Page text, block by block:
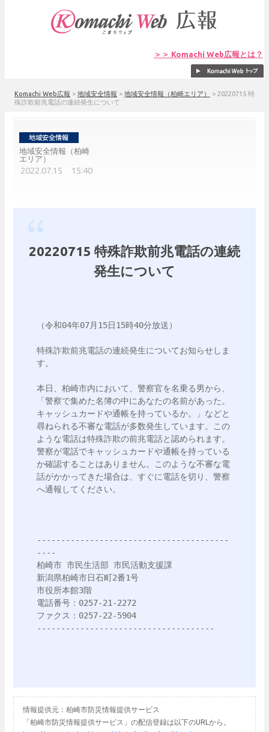
＞＞ Komachi Web広報とは？
Komachi Web広報 > 地域安全情報 > 地域安全情報（柏崎エリア） > 20220715 特
殊詐欺前兆電話の連続発生について
地域安全情報（柏崎
エリア）
2022.07.15 15:40
20220715 特殊詐欺前兆電話の連続
発生について
（令和04年07月15日15時40分放送）
特殊詐欺前兆電話の連続発生についてお知らせしま
す。
本日、柏崎市内において、警察官を名乗る男から、
「警察で集めた名簿の中にあなたの名前があった。
キャッシュカードや通帳を持っているか。」などと
尋ねられる不審な電話が多数発生しています。この
ような電話は特殊詐欺の前兆電話と認められます。
警察が電話でキャッシュカードや通帳を持っている
か確認することはありません。このような不審な電
話がかかってきた場合は、すぐに電話を切り、警察
へ通報してください。
----------------------------------------
----
柏崎市 市民生活部 市民活動支援課
新潟県柏崎市日石町2番1号
市役所本館3階
電話番号：0257-21-2272
ファクス：0257-22-5904
-------------------------------------
情報提供元：柏崎市防災情報提供サービス
「柏崎市防災情報提供サービス」の配信登録は以下のURLから。